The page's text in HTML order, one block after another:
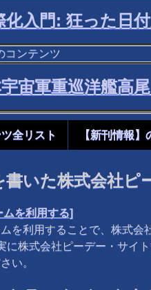
化入門: 狂った日
コンテンツ
宙軍重巡洋艦高
全リスト 【新刊情報】
いた株式会社ピ
を利用する]
を利用することで、株式
に株式会社ピーデー・サイ
い。